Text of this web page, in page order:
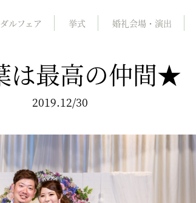
ルフェア 挙式 婚礼会場・演出
は最高の仲間★
2019.12/30